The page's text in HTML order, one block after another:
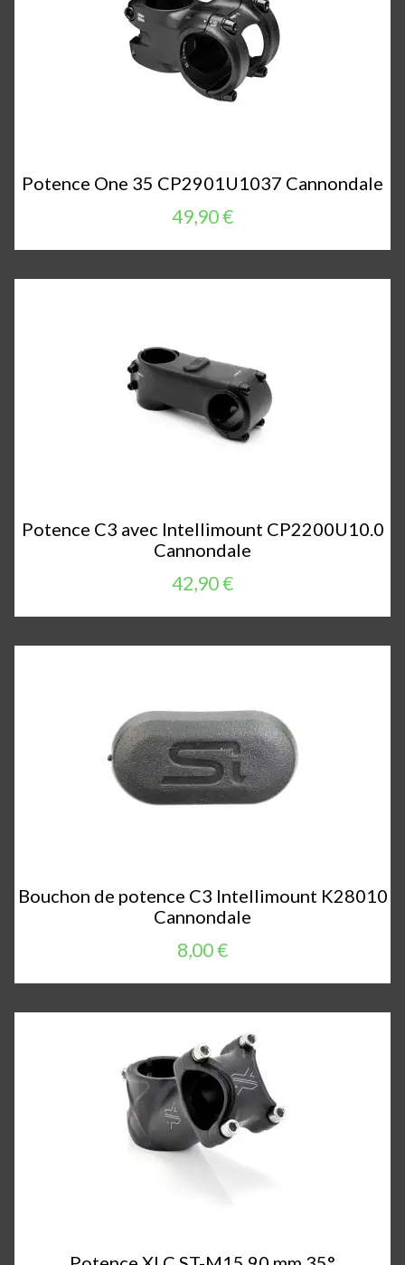
Potence One 35 CP2901U1037 Cannondale
49,90 €
Potence C3 avec Intellimount CP2200U10.0
Cannondale
42,90 €
Bouchon de potence C3 Intellimount K28010
Cannondale
8,00 €